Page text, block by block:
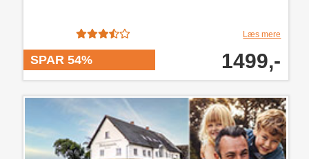
Læs mere
SPAR 54% 1499,-